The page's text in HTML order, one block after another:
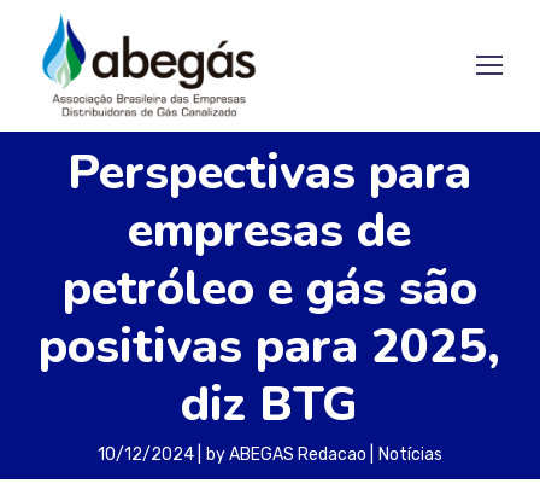
Perspectivas para
empresas de
petróleo e gás são
positivas para 2025,
diz BTG
10/12/2024 byABEGAS Redacao Notícias